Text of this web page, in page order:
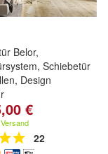
Belor,
Schiebetür
Design
€
22